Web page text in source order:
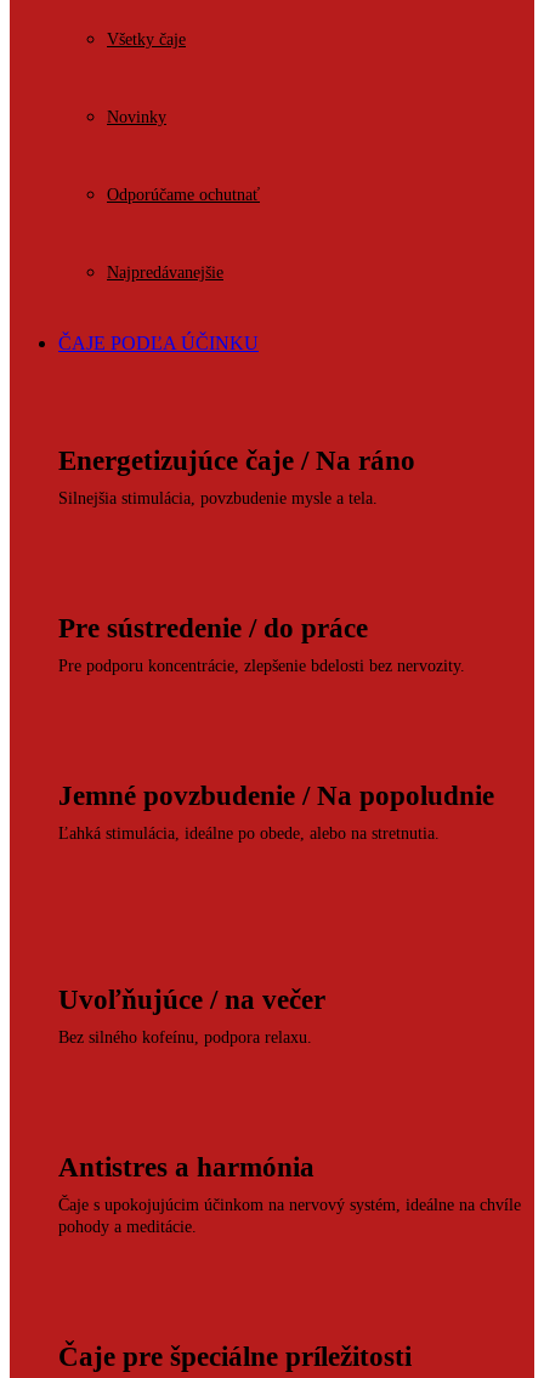
Všetky čaje
Novinky
Odporúčame ochutnať
Najpredávanejšie
ČAJE PODĽA ÚČINKU
Energetizujúce čaje / Na ráno
Silnejšia stimulácia, povzbudenie mysle a tela.
Pre sústredenie / do práce
Pre podporu koncentrácie, zlepšenie bdelosti bez nervozity.
Jemné povzbudenie / Na popoludnie
Ľahká stimulácia, ideálne po obede, alebo na stretnutia.
Uvoľňujúce / na večer
Bez silného kofeínu, podpora relaxu.
Antistres a harmónia
Čaje s upokojujúcim účinkom na nervový systém, ideálne na chvíle
pohody a meditácie.
Čaje pre špeciálne príležitosti